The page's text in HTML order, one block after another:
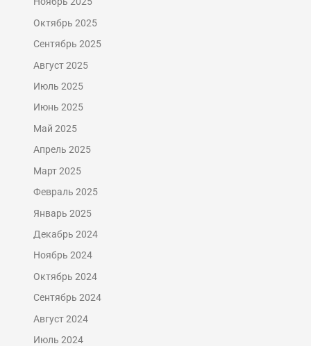
Октябрь 2025
Сентябрь 2025
Август 2025
Июль 2025
Июнь 2025
Май 2025
Апрель 2025
Март 2025
Февраль 2025
Январь 2025
Декабрь 2024
Ноябрь 2024
Октябрь 2024
Сентябрь 2024
Август 2024
Июль 2024